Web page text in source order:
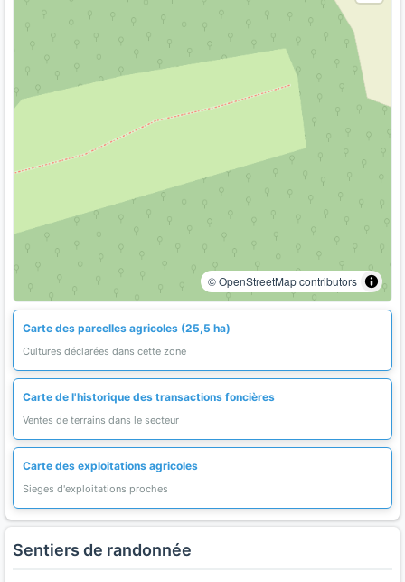
© OpenStreetMap contributors
Carte des parcelles agricoles (25,5 ha)
Cultures déclarées dans cette zone
Carte de l'historique des transactions foncières
Ventes de terrains dans le secteur
Carte des exploitations agricoles
Sieges d'exploitations proches
Sentiers de randonnée